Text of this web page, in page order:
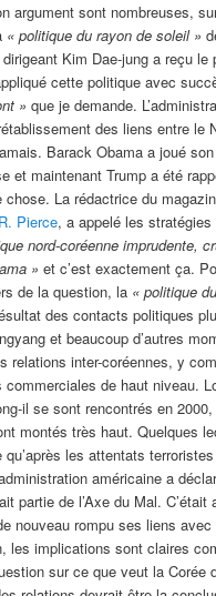
argument sont nombreuses,
« politique du rayon de soleil »
Kim Dae-jung a reçu le
cette politique avec
» que je demande.
des liens entre le
Barack Obama a joué
et maintenant Trump a été
La rédactrice du
Pierce, a appelé les
nord-coréenne imprudente,
» et c’est exactement ça.
de la question, la « politique
des contacts politiques
et beaucoup d’autres
relations inter-coréennes, y
de haut niveau.
il se sont rencontrés en
montés très haut. Quelques
qu’après les attentats
américaine a
partie de l’Axe du Mal. C’était
nouveau rompu ses liens
les implications sont claires
sur ce que veut la Corée